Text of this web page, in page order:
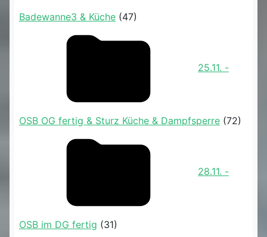
Badewanne3 & Küche (47)
25.11. -
OSB OG fertig & Sturz Küche & Dampfsperre (72)
28.11. -
OSB im DG fertig (31)